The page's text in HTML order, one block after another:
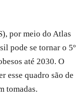
por meio do Atlas
pode se tornar o 5º
até 2030. O
esse quadro são de
tomadas.